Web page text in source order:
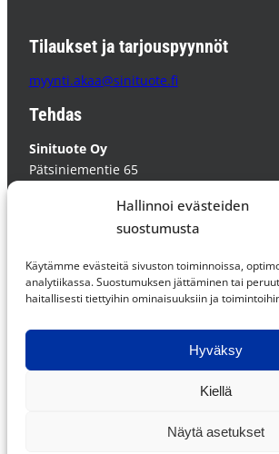
Hallinnoi evästeiden
suostumusta
Käytämme evästeitä sivuston toiminnoissa,
analytiikassa. Suostumuksen jättäminen tai
haitallisesti tiettyihin ominaisuuksiin ja
Hyväksy
Kiellä
Näytä asetukset
Tilaukset ja tarjouspyynnöt
myynti.akaa@sinituote.fi
Tehdas
Sinituote Oy
Pätsiniementie 65
PL 85 37801 AKAA
Supplier Code of Conduct »